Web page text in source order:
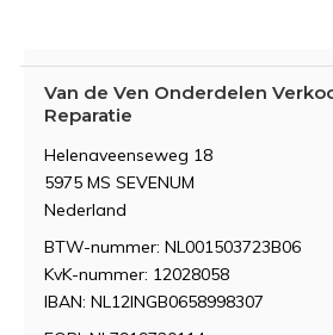
Van de Ven Onderdelen
Reparatie
Helenaveenseweg 18
5975 MS SEVENUM
Nederland
BTW-nummer: NL001503723B06
KvK-nummer: 12028058
IBAN: NL12INGB0658998307